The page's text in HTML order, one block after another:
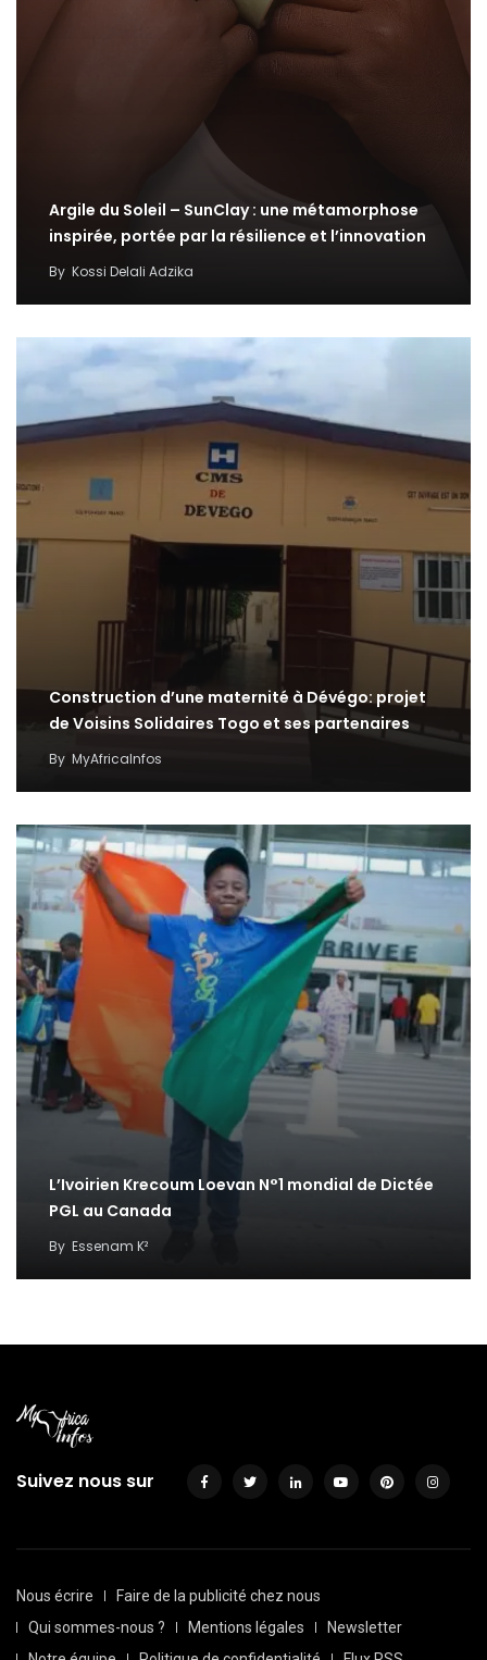
Argile du Soleil – SunClay : une métamorphose
inspirée, portée par la résilience et l’innovation
By Kossi Delali Adzika
Construction d’une maternité à Dévégo: projet
de Voisins Solidaires Togo et ses partenaires
By MyAfricaInfos
L’Ivoirien Krecoum Loevan N°1 mondial de Dictée
PGL au Canada
By Essenam K²
Suivez nous sur
Nous écrire
Faire de la publicité chez nous
Qui sommes-nous ?
Mentions légales
Newsletter